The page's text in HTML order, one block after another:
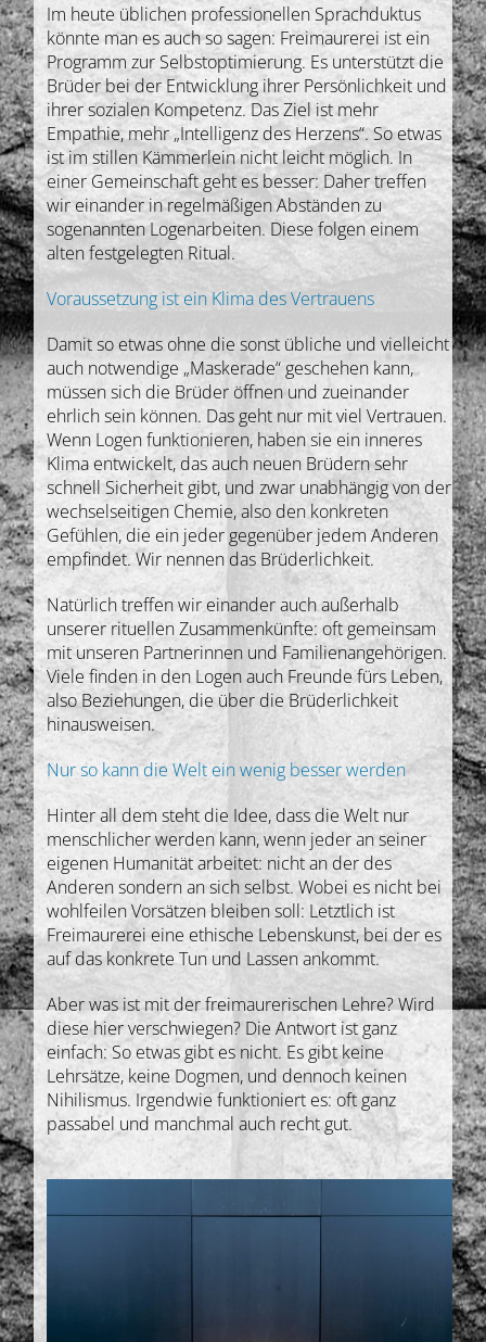
Im heute üblichen professionellen Sprachduktus
könnte man es auch so sagen: Freimaurerei ist ein
Programm zur Selbstoptimierung. Es unterstützt die
Brüder bei der Entwicklung ihrer Persönlichkeit und
ihrer sozialen Kompetenz. Das Ziel ist mehr
Empathie, mehr „Intelligenz des Herzens“. So etwas
ist im stillen Kämmerlein nicht leicht möglich. In
einer Gemeinschaft geht es besser: Daher treffen
wir einander in regelmäßigen Abständen zu
sogenannten Logenarbeiten. Diese folgen einem
alten festgelegten Ritual.
Voraussetzung ist ein Klima des Vertrauens
Damit so etwas ohne die sonst übliche und vielleicht
auch notwendige „Maskerade“ geschehen kann,
müssen sich die Brüder öffnen und zueinander
ehrlich sein können. Das geht nur mit viel Vertrauen.
Wenn Logen funktionieren, haben sie ein inneres
Klima entwickelt, das auch neuen Brüdern sehr
schnell Sicherheit gibt, und zwar unabhängig von der
wechselseitigen Chemie, also den konkreten
Gefühlen, die ein jeder gegenüber jedem Anderen
empfindet. Wir nennen das Brüderlichkeit.
Natürlich treffen wir einander auch außerhalb
unserer rituellen Zusammenkünfte: oft gemeinsam
mit unseren Partnerinnen und Familienangehörigen.
Viele finden in den Logen auch Freunde fürs Leben,
also Beziehungen, die über die Brüderlichkeit
hinausweisen.
Nur so kann die Welt ein wenig besser werden
Hinter all dem steht die Idee, dass die Welt nur
menschlicher werden kann, wenn jeder an seiner
eigenen Humanität arbeitet: nicht an der des
Anderen sondern an sich selbst. Wobei es nicht bei
wohlfeilen Vorsätzen bleiben soll: Letztlich ist
Freimaurerei eine ethische Lebenskunst, bei der es
auf das konkrete Tun und Lassen ankommt.
Aber was ist mit der freimaurerischen Lehre? Wird
diese hier verschwiegen? Die Antwort ist ganz
einfach: So etwas gibt es nicht. Es gibt keine
Lehrsätze, keine Dogmen, und dennoch keinen
Nihilismus. Irgendwie funktioniert es: oft ganz
passabel und manchmal auch recht gut.